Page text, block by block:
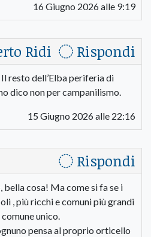
16 Giugno 2026 alle 9:19
Ridi Rispondi
resto dell’Elba periferia di
dico non per campanilismo.
15 Giugno 2026 alle 22:16
Rispondi
bella cosa! Ma come si fa se i
, più ricchi e comuni più grandi
unico.
pensa al proprio orticello